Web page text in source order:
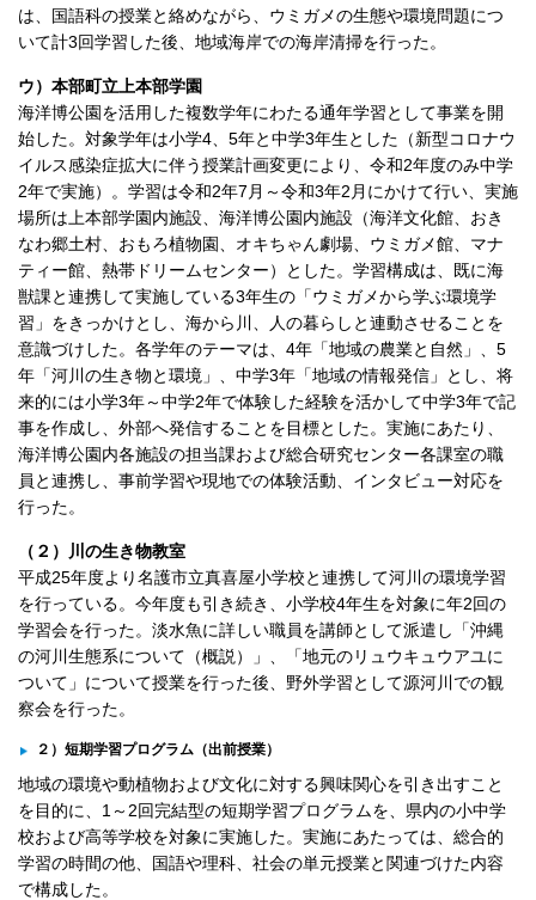
は、国語科の授業と絡めながら、ウミガメの生態や環境問題につ
いて計3回学習した後、地域海岸での海岸清掃を行った。
ウ）本部町立上本部学園
海洋博公園を活用した複数学年にわたる通年学習として事業を開
始した。対象学年は小学4、5年と中学3年生とした（新型コロナウ
イルス感染症拡大に伴う授業計画変更により、令和2年度のみ中学
2年で実施）。学習は令和2年7月～令和3年2月にかけて行い、実施
場所は上本部学園内施設、海洋博公園内施設（海洋文化館、おき
なわ郷土村、おもろ植物園、オキちゃん劇場、ウミガメ館、マナ
ティー館、熱帯ドリームセンター）とした。学習構成は、既に海
獣課と連携して実施している3年生の「ウミガメから学ぶ環境学
習」をきっかけとし、海から川、人の暮らしと連動させることを
意識づけした。各学年のテーマは、4年「地域の農業と自然」、5
年「河川の生き物と環境」、中学3年「地域の情報発信」とし、将
来的には小学3年～中学2年で体験した経験を活かして中学3年で記
事を作成し、外部へ発信することを目標とした。実施にあたり、
海洋博公園内各施設の担当課および総合研究センター各課室の職
員と連携し、事前学習や現地での体験活動、インタビュー対応を
行った。
（２）川の生き物教室
平成25年度より名護市立真喜屋小学校と連携して河川の環境学習
を行っている。今年度も引き続き、小学校4年生を対象に年2回の
学習会を行った。淡水魚に詳しい職員を講師として派遣し「沖縄
の河川生態系について（概説）」、「地元のリュウキュウアユに
ついて」について授業を行った後、野外学習として源河川での観
察会を行った。
２）短期学習プログラム（出前授業）
地域の環境や動植物および文化に対する興味関心を引き出すこと
を目的に、1～2回完結型の短期学習プログラムを、県内の小中学
校および高等学校を対象に実施した。実施にあたっては、総合的
学習の時間の他、国語や理科、社会の単元授業と関連づけた内容
で構成した。